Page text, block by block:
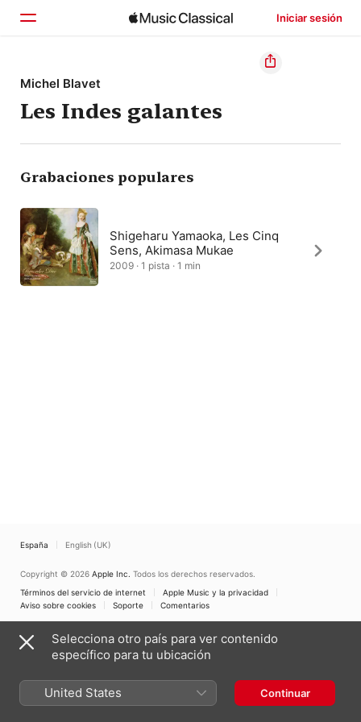
Iniciar sesión
Inicio
Explorar
Buscar
Michel Blavet
Les Indes galantes
Grabaciones populares
Shigeharu Yamaoka, Les Cinq
Sens, Akimasa Mukae
2009 · 1 pista · 1 min
España English (UK)
Copyright © 2026 Apple Inc. Todos los derechos reservados.
Términos del servicio de internet
Apple Music y la privacidad
Aviso sobre cookies
Soporte Comentarios
Selecciona otro país para ver contenido
específico para tu ubicación
United States Continuar